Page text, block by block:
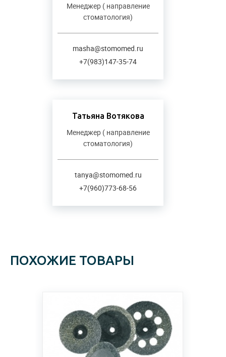
Менеджер ( направление
стоматология)
masha@stomomed.ru
+7(983)147-35-74
Татьяна Вотякова
Менеджер ( направление
стоматология)
tanya@stomomed.ru
+7(960)773-68-56
ПОХОЖИЕ ТОВАРЫ